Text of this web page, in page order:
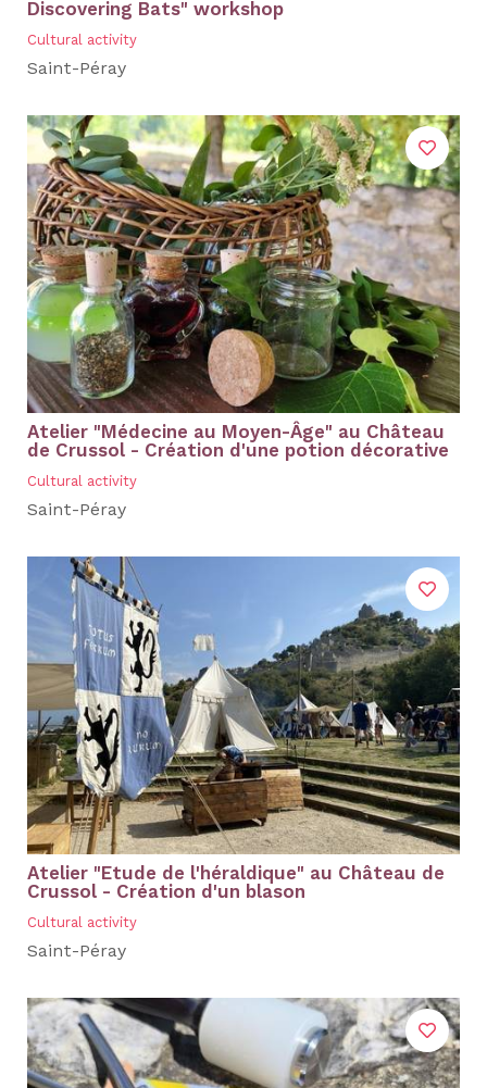
Discovering Bats" workshop
Cultural activity
Saint-Péray
Atelier "Médecine au Moyen-Âge" au Château
de Crussol - Création d'une potion décorative
Cultural activity
Saint-Péray
Atelier "Etude de l'héraldique" au Château de
Crussol - Création d'un blason
Cultural activity
Saint-Péray